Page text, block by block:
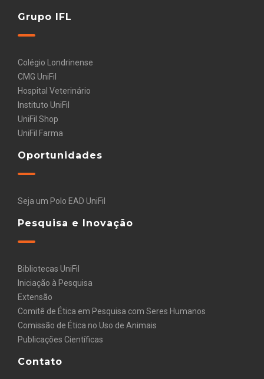
Grupo IFL
Colégio Londrinense
CMG UniFil
Hospital Veterinário
Instituto UniFil
UniFil Shop
UniFil Farma
Oportunidades
Seja um Polo EAD UniFil
Pesquisa e Inovação
Bibliotecas UniFil
Iniciação à Pesquisa
Extensão
Comitê de Ética em Pesquisa com Seres Humanos
Comissão de Ética no Uso de Animais
Publicações Científicas
Contato